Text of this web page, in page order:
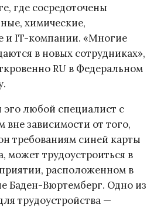
где сосредоточены
химические,
и IT-компании. «Многие
в новых сотрудниках»,
RU в Федеральном
эго любой специалист с
вне зависимости от того,
требованиям синей карты
может трудоустроиться в
расположенном в
Баден-Вюртемберг. Одно из
трудоустройства —